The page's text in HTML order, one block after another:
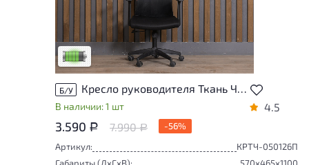
У товара присутствуют незначительные
следы эксплуатации, не влияющие на
удобство его использования
Низкая степень износа
Б/У Кресло руководителя Ткань Чёрный
В наличии: 1 шт 4.5
3.590 Р 7.990Р
-56%
Артикул:
КРТЧ-050126П